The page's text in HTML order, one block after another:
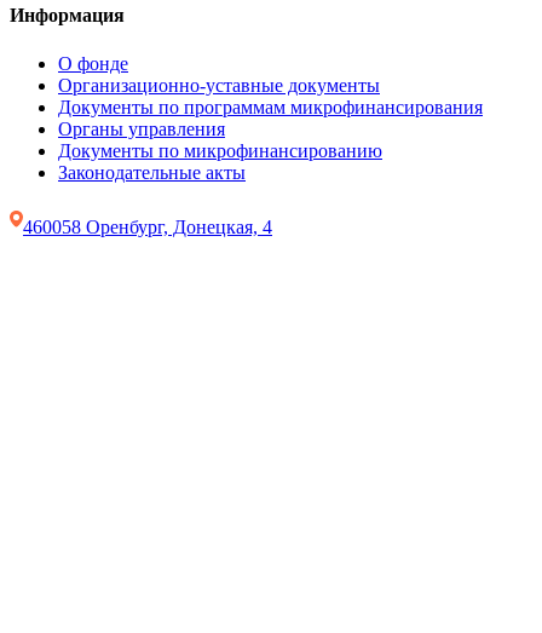
Информация
О фонде
Организационно-уставные документы
Документы по программам микрофинансирования
Органы управления
Документы по микрофинансированию
Законодательные акты
460058 Оренбург, Донецкая, 4